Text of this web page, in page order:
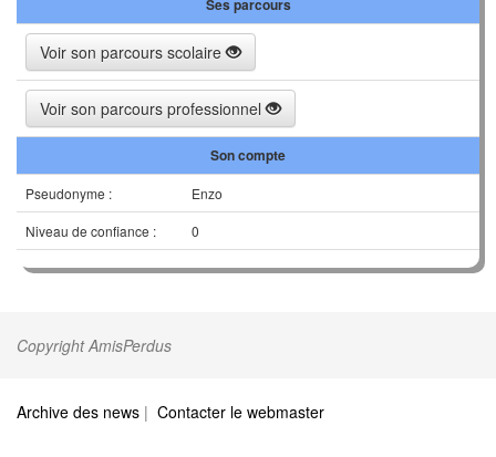
Ses parcours
Voir son parcours scolaire
Voir son parcours professionnel
Son compte
Pseudonyme :
Enzo
Niveau de confiance :
0
Copyright AmisPerdus
Archive des news | Contacter le webmaster